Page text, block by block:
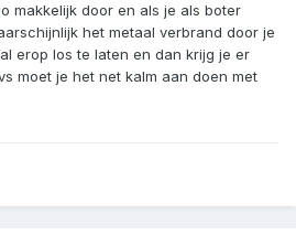
makkelijk door en als je als boter
het metaal verbrand door je
erop los te laten en dan krijg je er
moet je het net kalm aan doen met